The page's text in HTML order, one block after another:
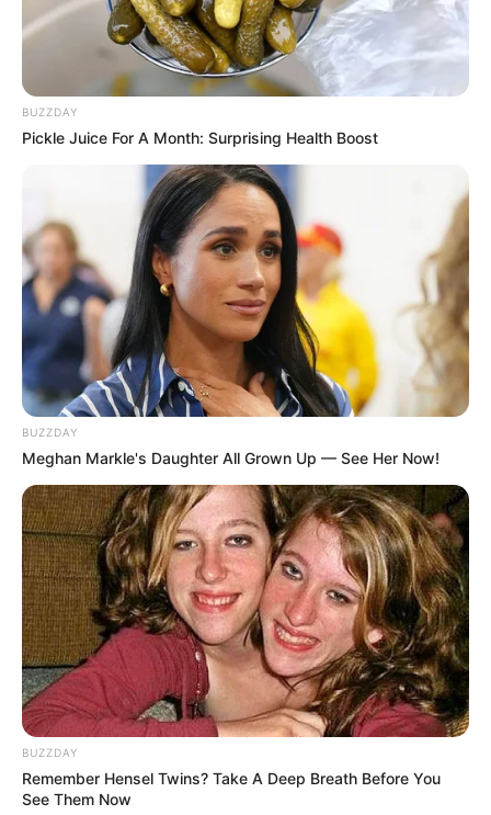
BUZZDAY
Pickle Juice For A Month: Surprising Health Boost
BUZZDAY
Meghan Markle's Daughter All Grown Up — See Her Now!
BUZZDAY
Remember Hensel Twins? Take A Deep Breath Before You
See Them Now